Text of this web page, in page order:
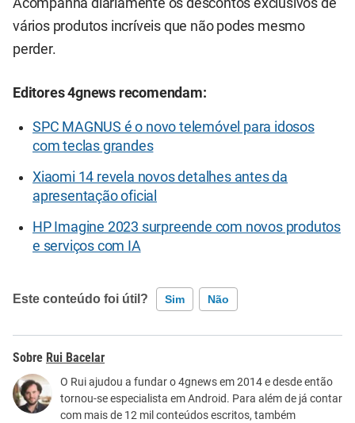
vários produtos incríveis que não podes mesmo
perder.
Editores 4gnews recomendam:
SPC MAGNUS é o novo telemóvel para idosos
com teclas grandes
Xiaomi 14 revela novos detalhes antes da
apresentação oficial
HP Imagine 2023 surpreende com novos produtos
e serviços com IA
Este conteúdo foi útil? Sim Não
Este conteúdo contém informação incorreta
Este conteúdo não tem a informação que procuro
Outro
Rui Bacelar
O Rui ajudou a fundar o 4gnews em 2014 e desde então
tornou-se especialista em Android. Para além de já contar
com mais de 12 mil conteúdos escritos, também